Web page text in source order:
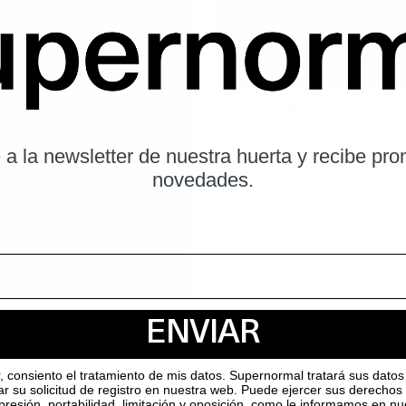
Perejil, Ajo, Limón Y
la newsletter de nuestra huerta y recibe
novedades.
ENVIAR
consiento el tratamiento de mis datos. Supernormal tratará sus
su solicitud de registro en nuestra web. Puede ejercer sus derechos